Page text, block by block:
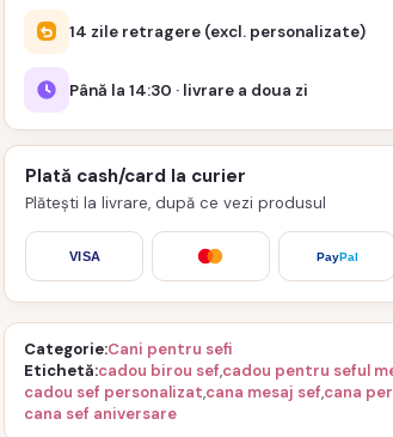
14 zile retragere (excl. personalizate)
Până la 14:30 · livrare a doua zi
Plată cash/card la curier
Plătești la livrare, după ce vezi produsul
VISA PayPal
Categorie Cani pentru sefi
Etichetă cadou birou sef,cadou pentru seful
cadou sef personalizat,cana mesaj sef,cana
cana sef aniversare